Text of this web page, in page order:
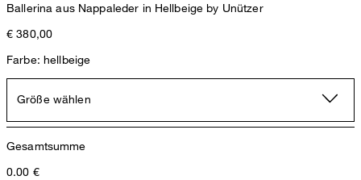
Ballerina aus Nappaleder in Hellbeige by Unützer
€ 380,00
Farbe: hellbeige
Größe wählen
Gesamtsumme
0.00 €